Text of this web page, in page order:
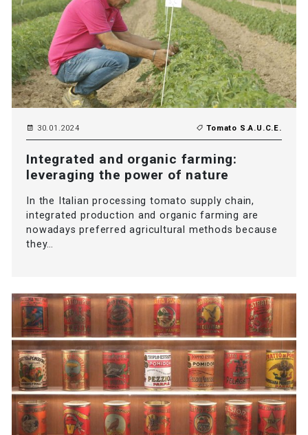
30.01.2024 Tomato S.A.U.C.E.
Integrated and organic farming:
leveraging the power of nature
In the Italian processing tomato supply chain,
integrated production and organic farming are
nowadays preferred agricultural methods because
they…